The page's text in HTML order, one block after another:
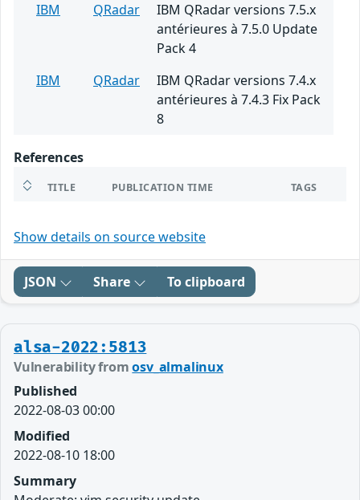
IBM QRadar
IBM QRadar versions 7.5.x
antérieures à 7.5.0 Update
Pack 4
IBM
QRadar
IBM QRadar versions 7.4.x
antérieures à 7.4.3 Fix Pack
8
References
TITLE PUBLICATION TIME TAGS
Show details on source website
JSON Share To clipboard
alsa-2022:5813
Vulnerability fromosv_almalinux
Published
2022-08-03 00:00
Modified
2022-08-10 18:00
Summary